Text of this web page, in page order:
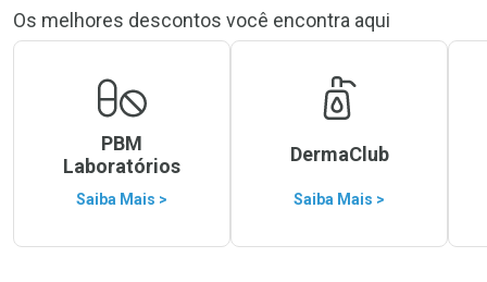
Os melhores descontos você encontra aqui
PBM
Laboratórios
Saiba Mais >
DermaClub
Saiba Mais >